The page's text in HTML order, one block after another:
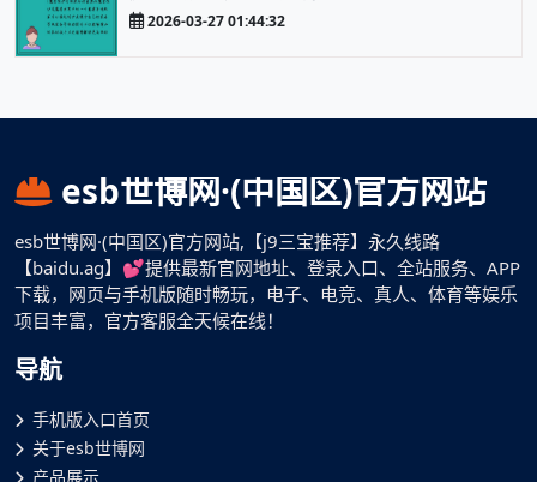
2026-03-27 01:44:32
esb世博网·(中国区)官方网站
esb世博网·(中国区)官方网站,【j9三宝推荐】永久线路
【baidu.ag】💕提供最新官网地址、登录入口、全站服务、APP
下载，网页与手机版随时畅玩，电子、电竞、真人、体育等娱乐
项目丰富，官方客服全天候在线！
导航
手机版入口首页
关于esb世博网
产品展示